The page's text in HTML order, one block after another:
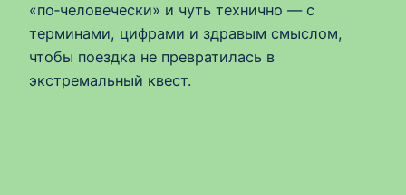
«по‑человечески» и чуть технично — с
терминами, цифрами и здравым смыслом,
чтобы поездка не превратилась в
экстремальный квест.